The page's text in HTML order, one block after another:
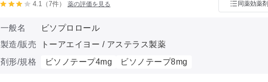
4.1（7件） 薬の評価を見る 同薬効薬剤
一般名
ビソプロロール
製造/販売
トーアエイヨー / アステラス製薬
剤形/規格
ビソノテープ4mg ビソノテープ8mg